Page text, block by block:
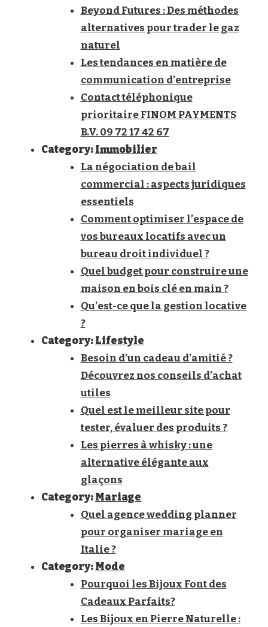
Beyond Futures : Des méthodes
alternatives pour trader le gaz
naturel
Les tendances en matière de
communication d’entreprise
Contact téléphonique
prioritaire FINOM PAYMENTS
B.V. 09 72 17 42 67
Category:Immobilier
La négociation de bail
commercial : aspects juridiques
essentiels
Comment optimiser l’espace de
vos bureaux locatifs avec un
bureau droit individuel ?
Quel budget pour construire une
maison en bois clé en main ?
Qu’est-ce que la gestion locative
?
Category:Lifestyle
Besoin d’un cadeau d’amitié ?
Découvrez nos conseils d’achat
utiles
Quel est le meilleur site pour
tester, évaluer des produits ?
Les pierres à whisky : une
alternative élégante aux
glaçons
Category:Mariage
Quel agence wedding planner
pour organiser mariage en
Italie ?
Category:Mode
Pourquoi les Bijoux Font des
Cadeaux Parfaits?
Les Bijoux en Pierre Naturelle :